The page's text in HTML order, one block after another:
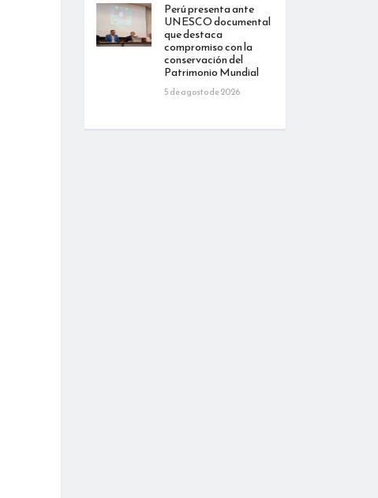
Perú presenta ante
UNESCO documental
que destaca
compromiso con la
conservación del
Patrimonio Mundial
5 de agosto de 2026